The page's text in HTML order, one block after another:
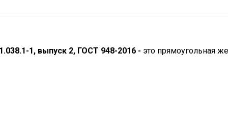
1, выпуск 2, ГОСТ 948-2016 - это прямоугольная